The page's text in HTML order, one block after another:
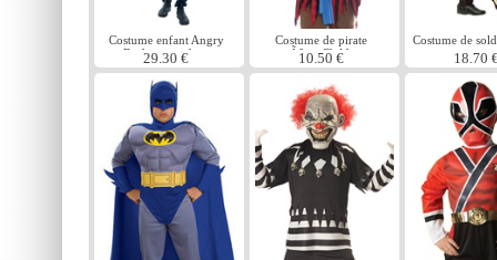
Costume enfant Angry
Birds roi cochon
29.30 €
Costume de pirate
garÃ§on Childrens
10.50 €
Costume de
jouet
18.70